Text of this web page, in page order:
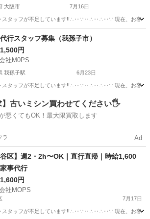
大阪市 7月16日
フが不足しています!!∴‥∵‥∴‥∴‥∵ 現在、お客様から多
ムヘルパー スタッフ
行スタッフ募集（我孫子市）
円
社M0PS
我孫子駅 6月23日
フが不足しています!!∴‥∵‥∴‥∴‥∵ 現在、お客様から多
孫子駅 その他 スタッフ
】古いミシン買わせてください🖐️
悪くてもOK！最大限買取します
ラ Ad
谷区】週2・2h〜OK｜直行直帰｜時給1,600
事代行
円
社MOPS
7月17日
フが不足しています!!∴‥∵‥∴‥∴‥∵ 現在、お客様から多